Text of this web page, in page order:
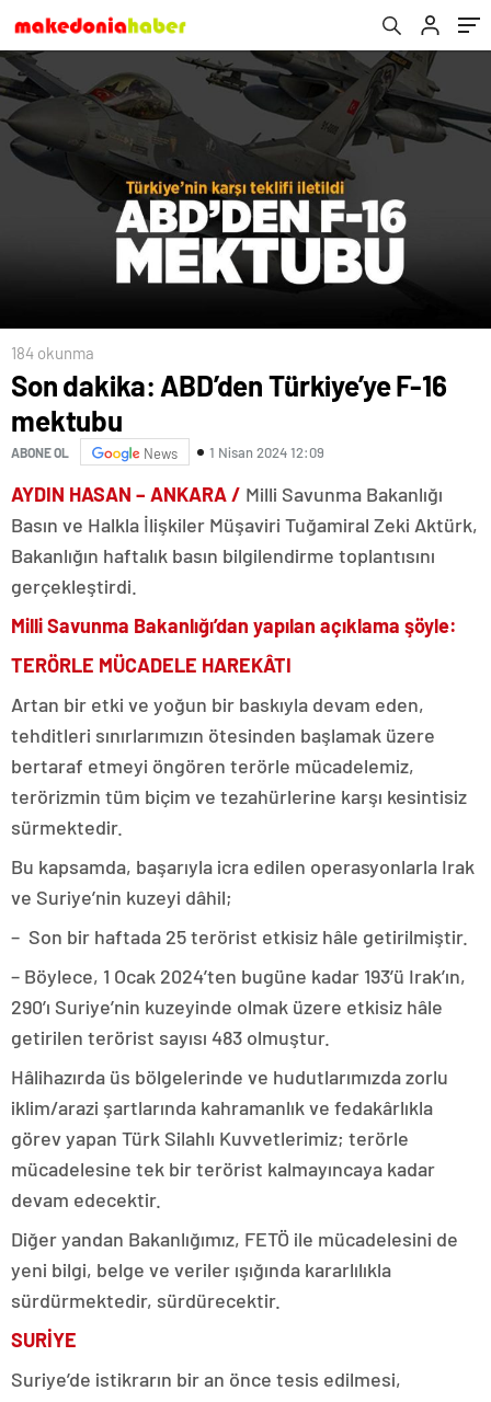
184 okunma
Son dakika: ABD’den Türkiye’ye F-16
mektubu
ABONE OL News 1 Nisan 2024 12:09
AYDIN HASAN – ANKARA / Milli Savunma Bakanlığı
Basın ve Halkla İlişkiler Müşaviri Tuğamiral Zeki Aktürk,
Bakanlığın haftalık basın bilgilendirme toplantısını
gerçekleştirdi.
Milli Savunma Bakanlığı’dan yapılan açıklama şöyle:
TERÖRLE MÜCADELE HAREKÂTI
Artan bir etki ve yoğun bir baskıyla devam eden,
tehditleri sınırlarımızın ötesinden başlamak üzere
bertaraf etmeyi öngören terörle mücadelemiz,
terörizmin tüm biçim ve tezahürlerine karşı kesintisiz
sürmektedir.
Bu kapsamda, başarıyla icra edilen operasyonlarla Irak
ve Suriye’nin kuzeyi dâhil;
– Son bir haftada 25 terörist etkisiz hâle getirilmiştir.
– Böylece, 1 Ocak 2024’ten bugüne kadar 193’ü Irak’ın,
290’ı Suriye’nin kuzeyinde olmak üzere etkisiz hâle
getirilen terörist sayısı 483 olmuştur.
Hâlihazırda üs bölgelerinde ve hudutlarımızda zorlu
iklim/arazi şartlarında kahramanlık ve fedakârlıkla
görev yapan Türk Silahlı Kuvvetlerimiz; terörle
mücadelesine tek bir terörist kalmayıncaya kadar
devam edecektir.
Diğer yandan Bakanlığımız, FETÖ ile mücadelesini de
yeni bilgi, belge ve veriler ışığında kararlılıkla
sürdürmektedir, sürdürecektir.
SURİYE
Suriye’de istikrarın bir an önce tesis edilmesi,